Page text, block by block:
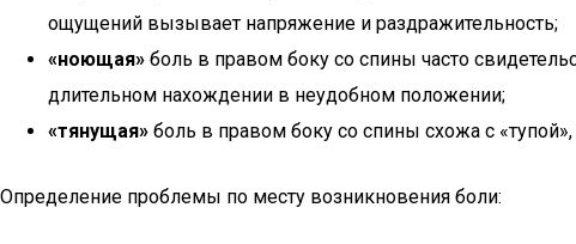
ощущений вызывает напряжение и раздражительность;
«ноющая» боль в правом боку со спины часто
длительном нахождении в неудобном положении;
«тянущая» боль в правом боку со спины схожа с
Определение проблемы по месту возникновения боли: